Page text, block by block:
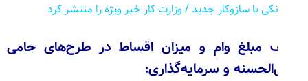
با سازوکار جدید / وزارت کار خبر ویژه را منتشر کرد
وام و میزان اقساط در طرح‌های حامی
و سرمایه‌گذاری: